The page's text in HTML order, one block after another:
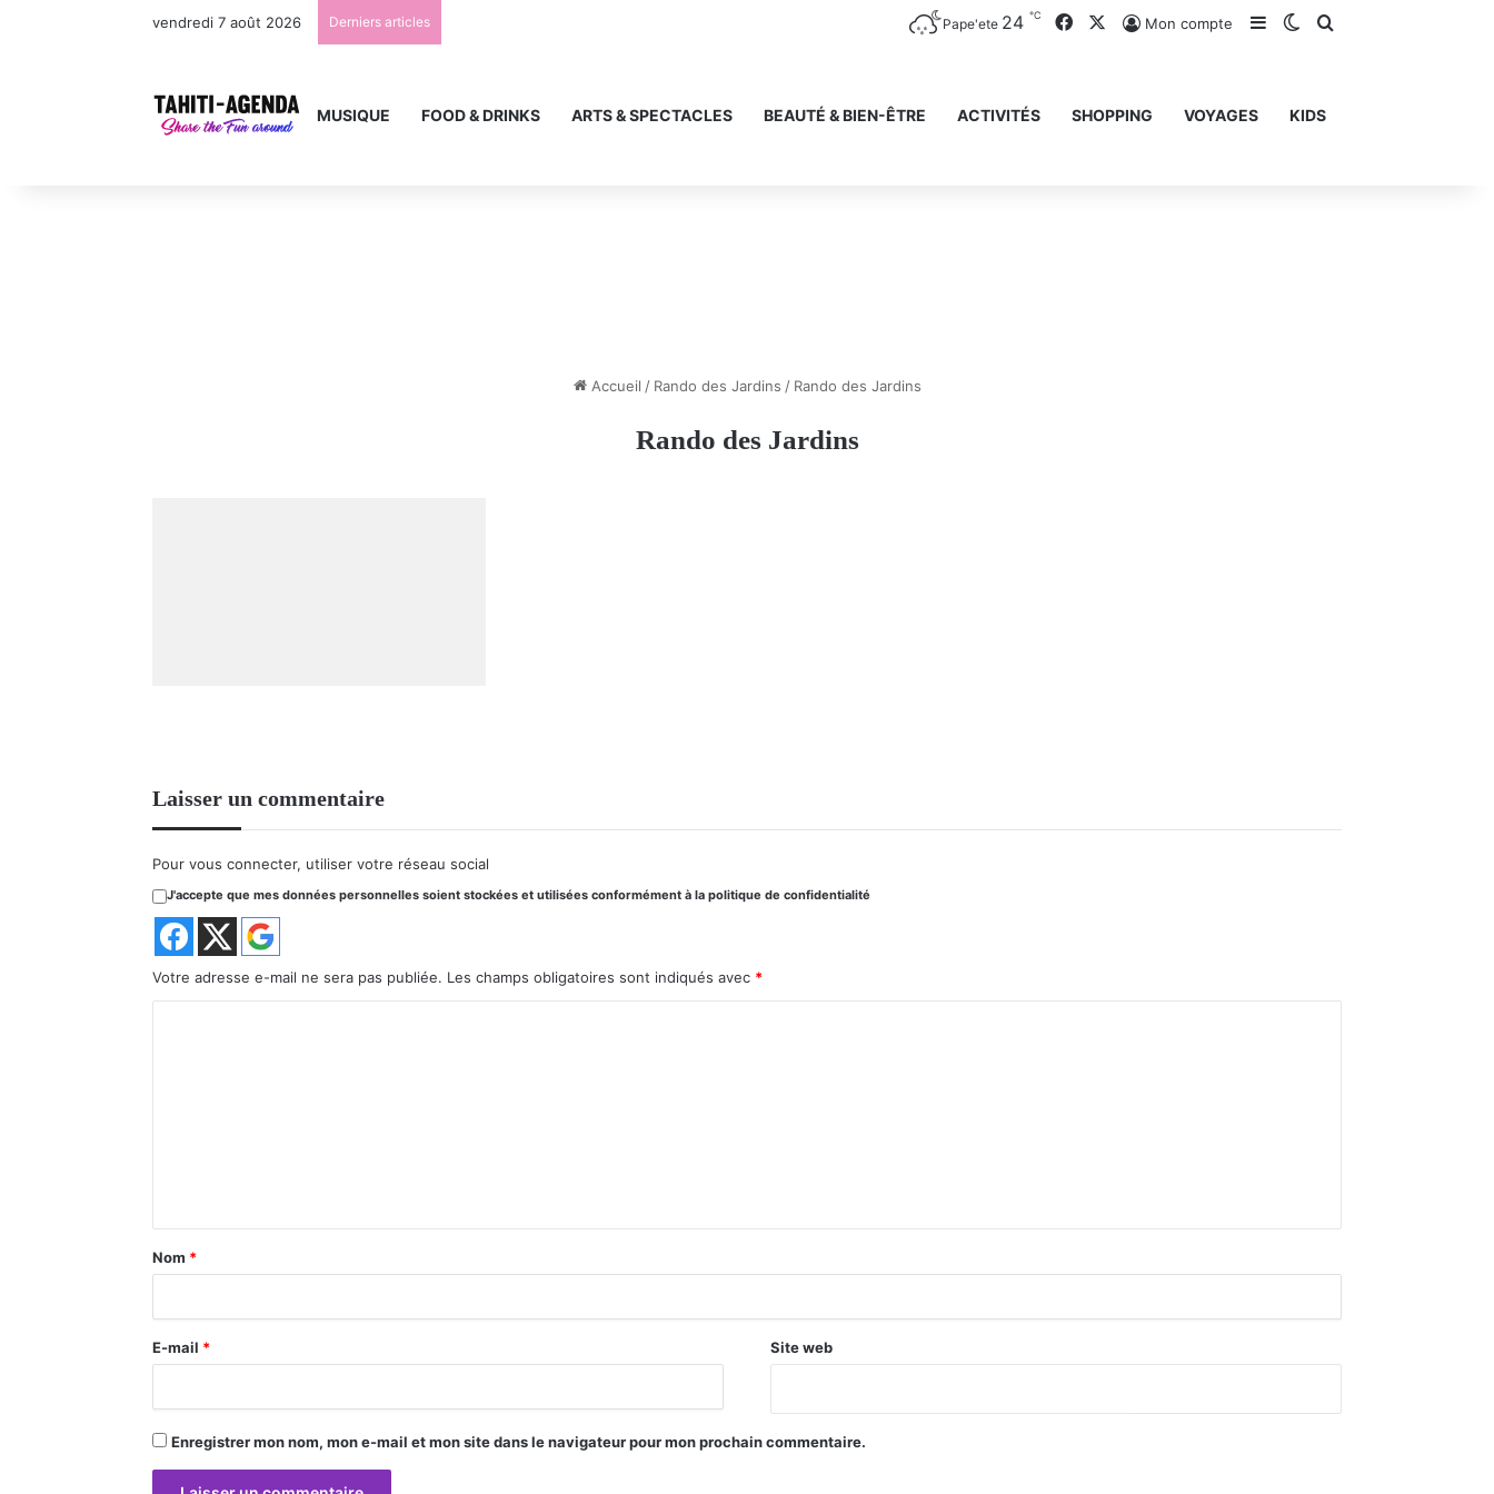
vendredi 7 août 2026 Derniers articles Pape'ete 24 ℃ FacebookMon compte Sidebar (barre latérale)
Switch skin
MUSIQUE FOOD & DRINKS ARTS & SPECTACLES BEAUTÉ & BIEN-ÊTRE ACTIVITÉS SHOPPING VOYAGES KIDS
Accueil / Rando des Jardins / Rando des Jardins
Rando des Jardins
Laisser un commentaire
Pour vous connecter, utiliser votre réseau social
J'accepte que mes données personnelles soient stockées et utilisées conformément à la politique de confidentialité
Votre adresse e-mail ne sera pas publiée. Les champs obligatoires sont indiqués avec *
a
r
e
Nom *
E-mail * Site web
Enregistrer mon nom, mon e-mail et mon site dans le navigateur pour mon prochain commentaire.